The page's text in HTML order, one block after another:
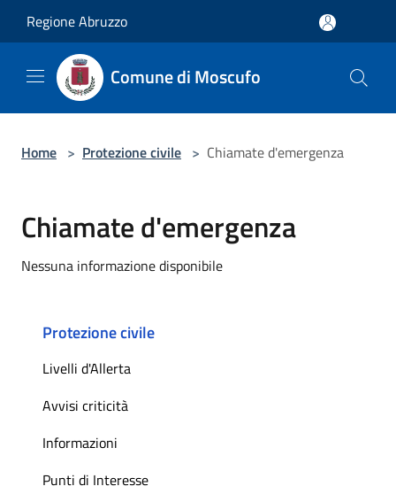
Regione Abruzzo
Comune di Moscufo
Home > Protezione civile > Chiamate d'emergenza
Chiamate d'emergenza
Nessuna informazione disponibile
Protezione civile
Livelli d'Allerta
Avvisi criticità
Informazioni
Punti di Interesse